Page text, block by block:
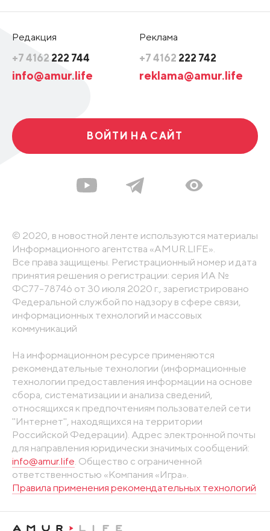
Редакция
+7 4162 222 744
info@amur.life
Реклама
+7 4162 222 742
reklama@amur.life
ВОЙТИ НА САЙТ
© 2020, в новостной ленте используются материалы
Информационного агентства «AMUR.LIFE».
Все права защищены. Регистрационный номер и дата
принятия решения о регистрации: серия ИА №
ФС77-78746 от 30 июля 2020 г., зарегистрировано
Федеральной службой по надзору в сфере связи,
информационных технологий и массовых
коммуникаций
На информационном ресурсе применяются
рекомендательные технологии (информационные
технологии предоставления информации на основе
сбора, систематизации и анализа сведений,
относящихся к предпочтениям пользователей сети
"Интернет", находящихся на территории
Российской Федерации). Адрес электронной почты
для направления юридически значимых сообщений:
info@amur.life. Общество с ограниченной
ответственностью «Компания «Игра».
Правила применения рекомендательных технологий